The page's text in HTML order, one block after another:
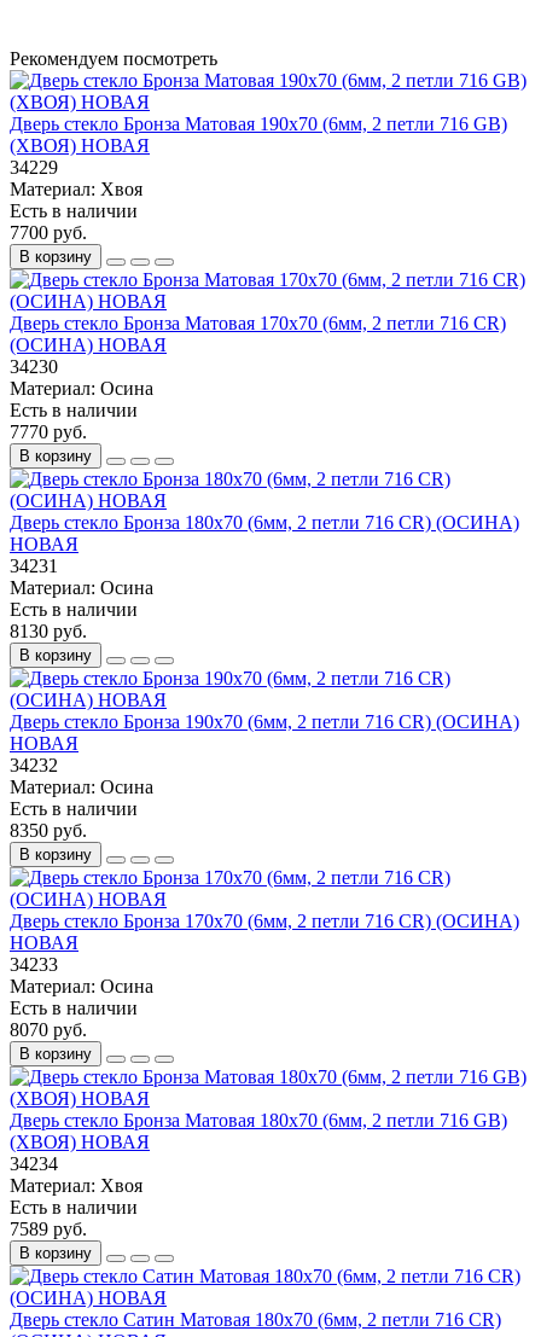
Рекомендуем посмотреть
Дверь стекло Бронза Матовая 190х70 (6мм, 2 петли 716 GB)
(ХВОЯ) НОВАЯ
34229
Материал: Хвоя
Есть в наличии
7700 руб.
В корзину
Дверь стекло Бронза Матовая 170х70 (6мм, 2 петли 716 CR)
(ОСИНА) НОВАЯ
34230
Материал: Осина
Есть в наличии
7770 руб.
В корзину
Дверь стекло Бронза 180х70 (6мм, 2 петли 716 CR) (ОСИНА)
НОВАЯ
34231
Материал: Осина
Есть в наличии
8130 руб.
В корзину
Дверь стекло Бронза 190х70 (6мм, 2 петли 716 CR) (ОСИНА)
НОВАЯ
34232
Материал: Осина
Есть в наличии
8350 руб.
В корзину
Дверь стекло Бронза 170х70 (6мм, 2 петли 716 CR) (ОСИНА)
НОВАЯ
34233
Материал: Осина
Есть в наличии
8070 руб.
В корзину
Дверь стекло Бронза Матовая 180х70 (6мм, 2 петли 716 GB)
(ХВОЯ) НОВАЯ
34234
Материал: Хвоя
Есть в наличии
7589 руб.
В корзину
Дверь стекло Сатин Матовая 180х70 (6мм, 2 петли 716 CR)